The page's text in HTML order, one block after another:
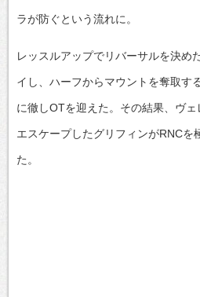
ラが防ぐという流れに。
レッスルアップでリバーサルを決め
イし、ハーフからマウントを奪取す
に徹しOTを迎えた。その結果、ヴ
エスケープしたグリフィンがRNCを
た。